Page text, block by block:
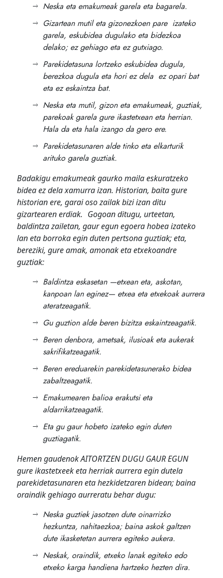
Neska eta emakumeak garela eta bagarela.
Gizartean mutil eta gizonezkoen pare izateko
garela, eskubidea dugulako eta bidezkoa
delako; ez gehiago eta ez gutxiago.
Parekidetasuna lortzeko eskubidea dugula,
berezkoa dugula eta hori ez dela ez opari bat
eta ez eskaintza bat.
Neska eta mutil, gizon eta emakumeak, guztiak,
parekoak garela gure ikastetxean eta herrian.
Hala da eta hala izango da gero ere.
Parekidetasunaren alde tinko eta elkarturik
arituko garela guztiak.
Badakigu emakumeak gaurko maila eskuratzeko
bidea ez dela xamurra izan. Historian, baita gure
historian ere, garai oso zailak bizi izan ditu
gizartearen erdiak. Gogoan ditugu, urteetan,
baldintza zailetan, gaur egun egoera hobea izateko
lan eta borroka egin duten pertsona guztiak; eta,
bereziki, gure amak, amonak eta etxekoandre
guztiak:
Baldintza eskasetan —etxean eta, askotan,
kanpoan lan eginez— etxea eta etxekoak aurrera
ateratzeagatik.
Gu guztion alde beren bizitza eskaintzeagatik.
Beren denbora, ametsak, ilusioak eta aukerak
sakrifikatzeagatik.
Beren ereduarekin parekidetasunerako bidea
zabaltzeagatik.
Emakumearen balioa erakutsi eta
aldarrikatzeagatik.
Eta gu gaur hobeto izateko egin duten
guztiagatik.
Hemen gaudenok AITORTZEN DUGU GAUR EGUN
gure ikastetxeek eta herriak aurrera egin dutela
parekidetasunaren eta hezkidetzaren bidean; baina
oraindik gehiago aurreratu behar dugu:
Neska guztiek jasotzen dute oinarrizko
hezkuntza, nahitaezkoa; baina askok galtzen
dute ikasketetan aurrera egiteko aukera.
Neskak, oraindik, etxeko lanak egiteko edo
etxeko karga handiena hartzeko hezten dira.